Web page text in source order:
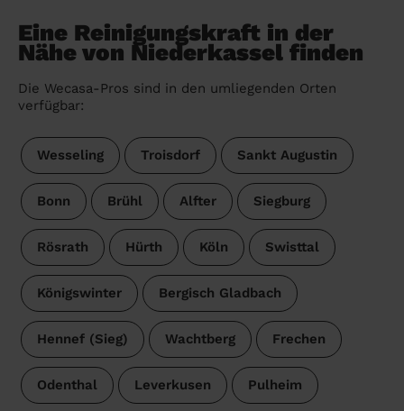
Eine Reinigungskraft in der
Nähe von Niederkassel finden
Die Wecasa-Pros sind in den umliegenden Orten
verfügbar:
Wesseling Troisdorf Sankt Augustin
Bonn Brühl Alfter Siegburg
Rösrath Hürth Köln Swisttal
Königswinter Bergisch Gladbach
Hennef (Sieg) Wachtberg Frechen
Odenthal Leverkusen Pulheim